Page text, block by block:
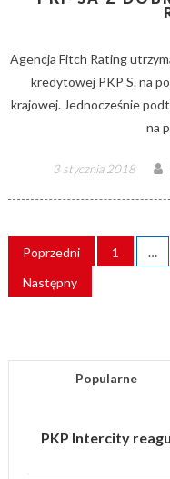
Agencja Fitch Rating
kredytowej PKP S. na
krajowej. Jednocześnie
na
Posted
3 stycznia 2018
STRONICOWANIE
WPISÓW
Poprzedni 1 …
Następny
Popularne
PKP Intercity